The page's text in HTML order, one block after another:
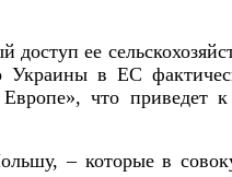
ее
в ЕС
что приведет
– которые в